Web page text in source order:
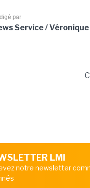
par
Service / Véronique
LMI
notre newsletter